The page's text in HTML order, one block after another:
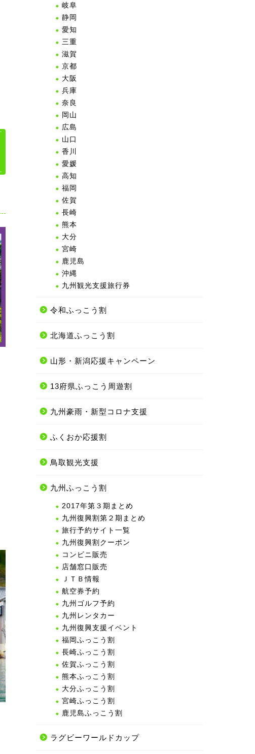
岐阜
静岡
愛知
三重
滋賀
京都
大阪
兵庫
奈良
岡山
広島
山口
香川
愛媛
高知
福岡
佐賀
長崎
熊本
大分
宮崎
鹿児島
沖縄
九州観光支援旅行券
令和ふっこう割
北海道ふっこう割
山形・新潟応援キャンペーン
13府県ふっこう周遊割
九州豪雨・新型コロナ支援
ふくおか応援割
鳥取観光支援
九州ふっこう割
2017年第３期まとめ
九州復興割第２期まとめ
旅行予約サイト一覧
九州復興割クーポン
コンビニ販売
店舗窓口販売
ＪＴＢ情報
航空券予約
九州ゴルフ予約
九州レンタカー
九州復興支援イベント
福岡ふっこう割
長崎ふっこう割
佐賀ふっこう割
熊本ふっこう割
大分ふっこう割
宮崎ふっこう割
鹿児島ふっこう割
ラグビーワールドカップ